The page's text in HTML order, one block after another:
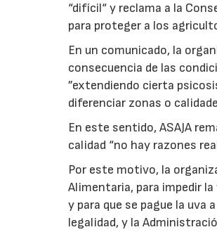
“difícil“ y reclama a la
para proteger a los
En un comunicado, la
consecuencia de las
”extendiendo cierta
diferenciar zonas o
En este sentido, ASAJA
calidad “no hay razones
Por este motivo, la
Alimentaria, para impedir
y para que se pague la uva
legalidad, y la